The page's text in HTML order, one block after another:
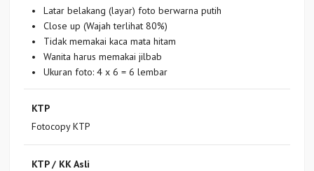
Latar belakang (layar) foto berwarna putih
Close up (Wajah terlihat 80%)
Tidak memakai kaca mata hitam
Wanita harus memakai jilbab
Ukuran foto: 4 x 6 = 6 lembar
KTP
Fotocopy KTP
KTP / KK Asli